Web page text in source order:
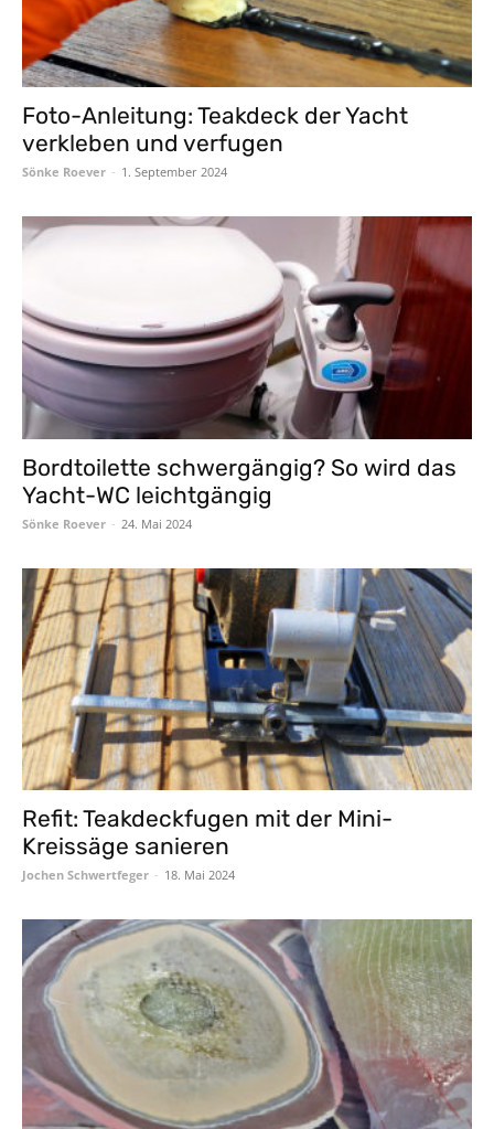
Foto-Anleitung: Teakdeck der Yacht
verkleben und verfugen
Sönke Roever - 1. September 2024
Bordtoilette schwergängig? So wird das
Yacht-WC leichtgängig
Sönke Roever - 24. Mai 2024
Refit: Teakdeckfugen mit der Mini-
Kreissäge sanieren
Jochen Schwertfeger - 18. Mai 2024